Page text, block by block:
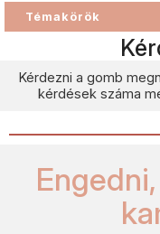
Témakörök
Kérdezni a gomb
kérdések száma